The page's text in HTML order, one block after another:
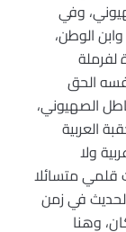
وفي
الوطن،
لفرملة
الحق
الصهيوني،
العربية
ولا
قلمي متسائلا
في زمن
وهنا